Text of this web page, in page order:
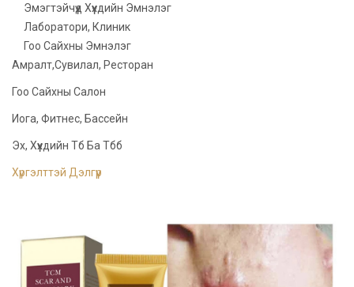
Эмэгтэйчүүд Хүүхдийн Эмнэлэг
Лаборатори, Клиник
Гоо Сайхны Эмнэлэг
Амралт,сувилал, Ресторан
Гоо Сайхны Салон
Иога, Фитнес, Бассейн
Эх, Хүүхдийн Тб Ба Тбб
Хүргэлттэй Дэлгүүр